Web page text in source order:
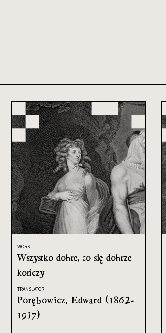
WORK
Wszystko dobre, co się dobrze
kończy
TRANSLATOR
Porębowicz, Edward (1862-
1937)